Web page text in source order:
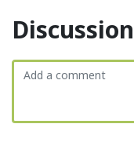
Discussion